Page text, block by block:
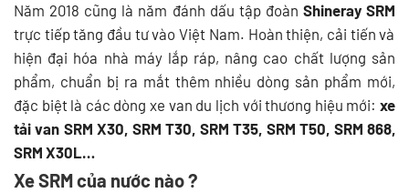
Năm 2018 cũng là năm đánh dấu tập đoàn Shineray SRM
trực tiếp tăng đầu tư vào Việt Nam. Hoàn thiện, cải tiến và
hiện đại hóa nhà máy lắp ráp, nâng cao chất lượng sản
phẩm, chuẩn bị ra mắt thêm nhiều dòng sản phẩm mới,
đặc biệt là các dòng xe van du lịch với thương hiệu mới: xe
tải van SRM X30, SRM T30, SRM T35, SRM T50, SRM 868,
SRM X30L…
Xe SRM của nước nào?